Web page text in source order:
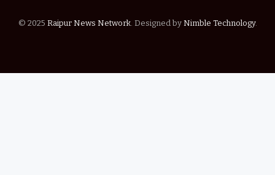
© 2025 Raipur News Network. Designed by Nimble Technology.